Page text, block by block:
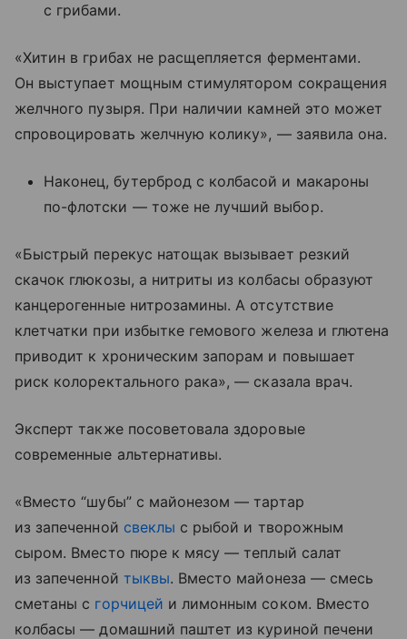
с грибами.
«Хитин в грибах не расщепляется ферментами.
Он выступает мощным стимулятором сокращения
желчного пузыря. При наличии камней это может
спровоцировать желчную колику», — заявила она.
Наконец, бутерброд с колбасой и макароны
по-флотски — тоже не лучший выбор.
«Быстрый перекус натощак вызывает резкий
скачок глюкозы, а нитриты из колбасы образуют
канцерогенные нитрозамины. А отсутствие
клетчатки при избытке гемового железа и глютена
приводит к хроническим запорам и повышает
риск колоректального рака», — сказала врач.
Эксперт также посоветовала здоровые
современные альтернативы.
«Вместо “шубы” с майонезом — тартар
из запеченной свеклы с рыбой и творожным
сыром. Вместо пюре к мясу — теплый салат
из запеченной тыквы. Вместо майонеза — смесь
сметаны с горчицей и лимонным соком. Вместо
колбасы — домашний паштет из куриной печени